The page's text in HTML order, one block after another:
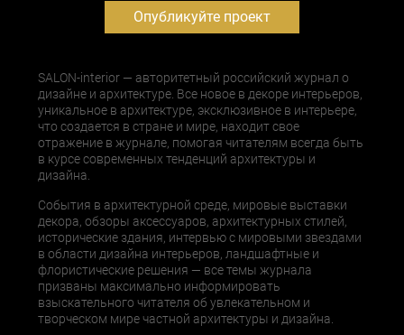
Опубликуйте проект
SALON-interior — авторитетный российский журнал о
дизайне и архитектуре. Все новое в декоре интерьеров,
уникальное в архитектуре, эксклюзивное в интерьере,
что создается в стране и мире, находит свое
отражение в журнале, помогая читателям всегда быть
в курсе современных тенденций архитектуры и
дизайна.
События в архитектурной среде, мировые выставки
декора, обзоры аксессуаров, архитектурных стилей,
исторические здания, интервью с мировыми звездами
в области дизайна интерьеров, ландшафтные и
флористические решения — все темы журнала
призваны максимально информировать
взыскательного читателя об увлекательном и
творческом мире частной архитектуры и дизайна.